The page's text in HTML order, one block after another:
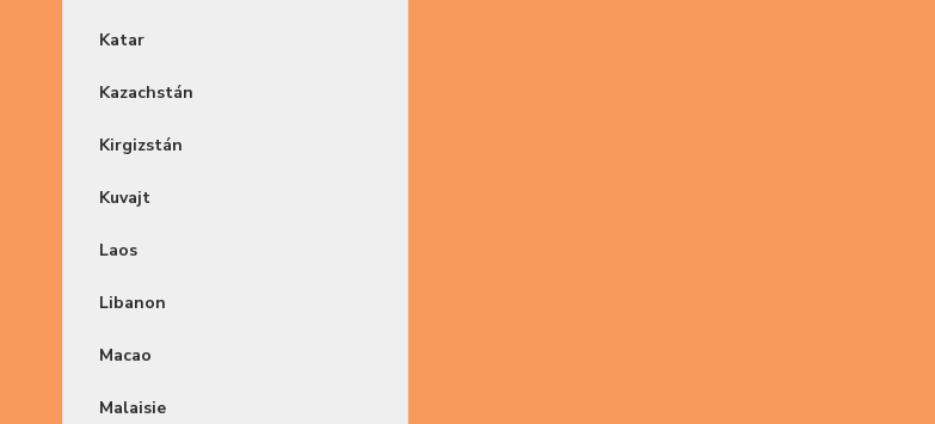
Katar
Kazachstán
Kirgizstán
Kuvajt
Laos
Libanon
Macao
Malaisie